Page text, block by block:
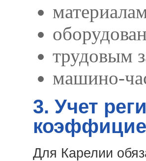
трудовым
машино-
3. Учет
Для Карелии